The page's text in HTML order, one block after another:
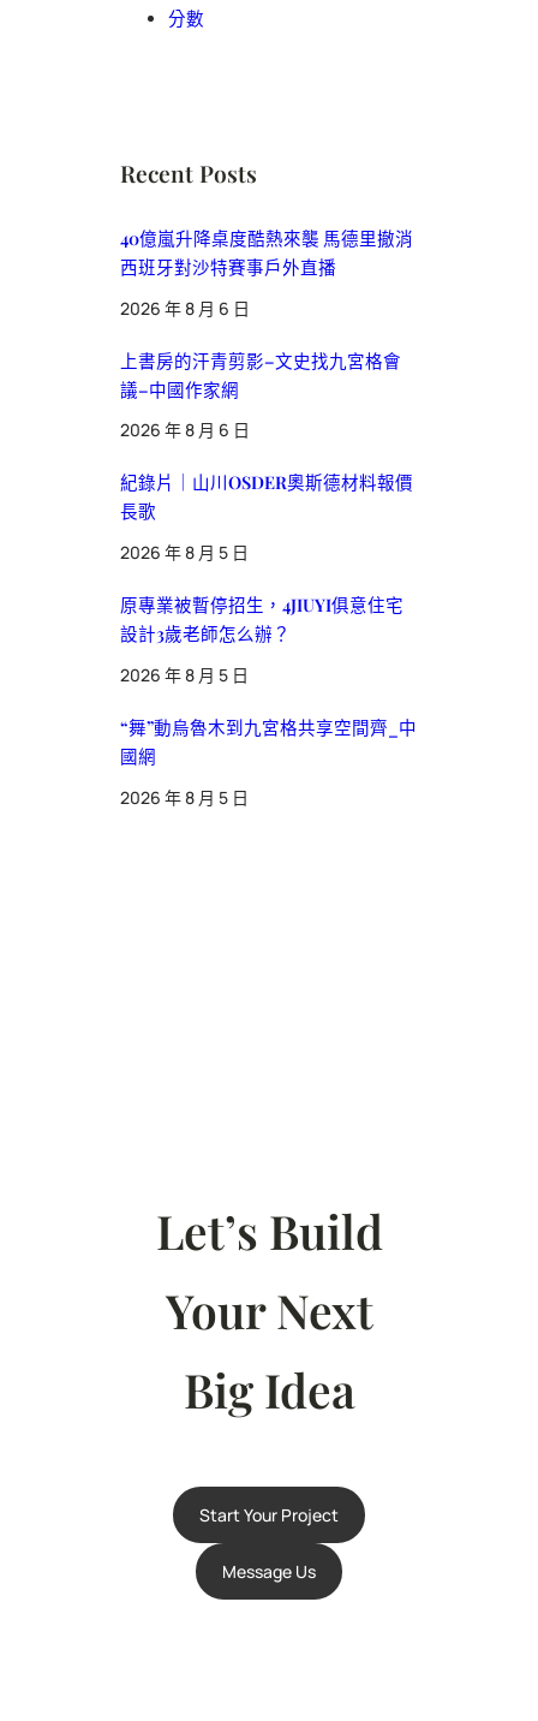
分數
Recent Posts
40億嵐升降桌度酷熱來襲 馬德里撤消
西班牙對沙特賽事戶外直播
2026 年 8 月 6 日
上書房的汗青剪影–文史找九宮格會
議–中國作家網
2026 年 8 月 6 日
紀錄片｜山川OSDER奧斯德材料報價
長歌
2026 年 8 月 5 日
原專業被暫停招生，4JIUYI俱意住宅
設計3歲老師怎么辦？
2026 年 8 月 5 日
“舞”動烏魯木到九宮格共享空間齊_中
國網
2026 年 8 月 5 日
Let’s Build
Your Next
Big Idea
Start Your Project
Message Us